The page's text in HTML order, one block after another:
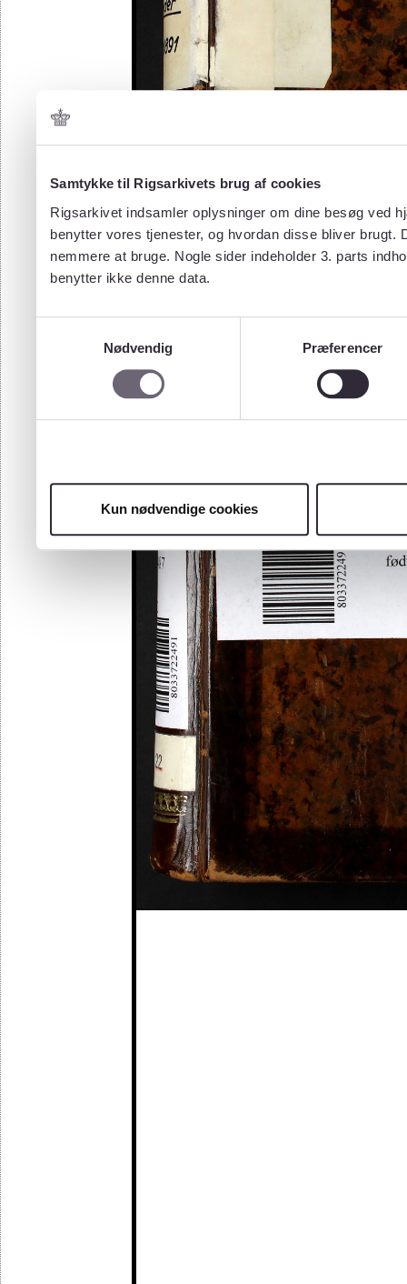
Samtykke til Rigsarkivets brug af cookies
Rigsarkivet indsamler oplysninger om dine besøg ved
benytter vores tjenester, og hvordan disse bliver
nemmere at bruge. Nogle sider indeholder 3. parts
benytter ikke denne data.
Nødvendig
Præferencer
Kun nødvendige cookies